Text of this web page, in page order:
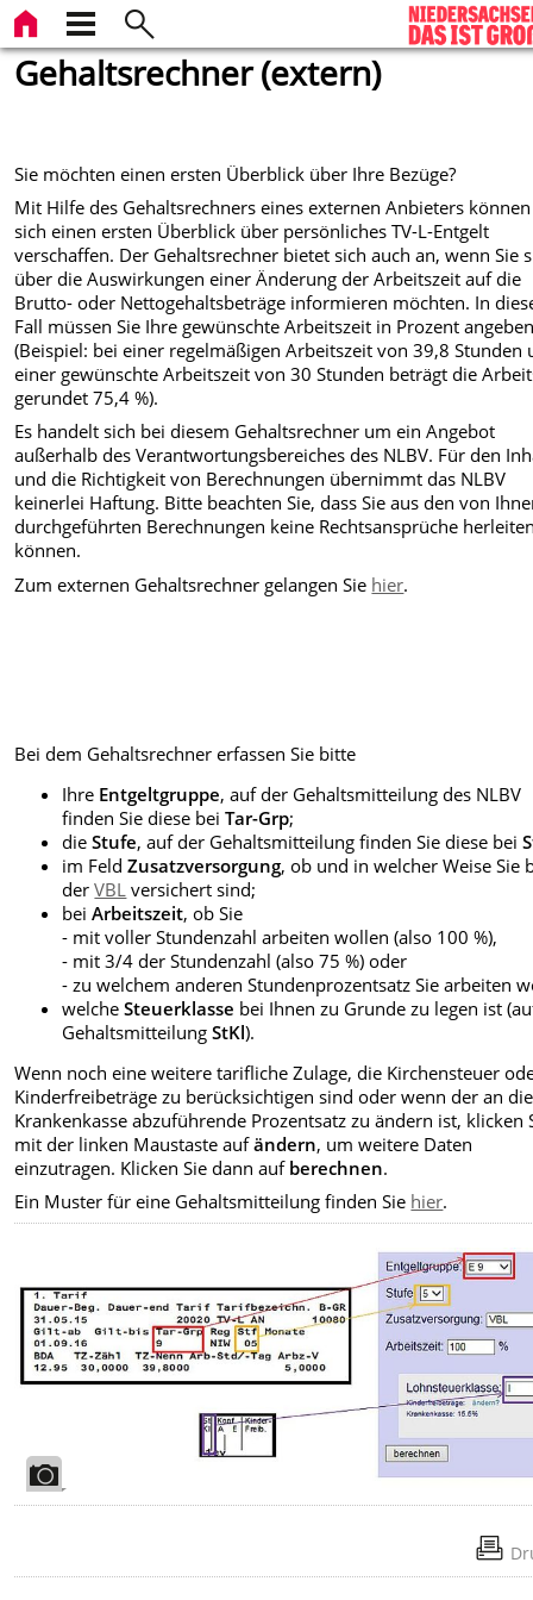
Gehaltsrechner (extern)
Sie möchten einen ersten Überblick über Ihre Bezüge?
Mit Hilfe des Gehaltsrechners eines externen Anbieters können
sich einen ersten Überblick über persönliches TV-L-Entgelt
verschaffen. Der Gehaltsrechner bietet sich auch an, wenn Sie
über die Auswirkungen einer Änderung der Arbeitszeit auf die
Brutto- oder Nettogehaltsbeträge informieren möchten. In
Fall müssen Sie Ihre gewünschte Arbeitszeit in Prozent
(Beispiel: bei einer regelmäßigen Arbeitszeit von 39,8 Stunden
einer gewünschte Arbeitszeit von 30 Stunden beträgt die
gerundet 75,4 %).
Es handelt sich bei diesem Gehaltsrechner um ein Angebot
außerhalb des Verantwortungsbereiches des NLBV. Für den
und die Richtigkeit von Berechnungen übernimmt das NLBV
keinerlei Haftung. Bitte beachten Sie, dass Sie aus den von
durchgeführten Berechnungen keine Rechtsansprüche
können.
Zum externen Gehaltsrechner gelangen Sie hier.
Bei dem Gehaltsrechner erfassen Sie bitte
Ihre Entgeltgruppe, auf der Gehaltsmitteilung des NLBV
finden Sie diese beiTar-Grp;
dieStufe, auf der Gehaltsmitteilung finden Sie diese bei
im FeldZusatzversorgung, ob und in welcher Weise Sie
derVBL versichert sind;
beiArbeitszeit, ob Sie
- mit voller Stundenzahl arbeiten wollen (also 100 %),
- mit 3/4 der Stundenzahl (also 75 %) oder
- zu welchem anderen Stundenprozentsatz Sie arbeiten
welcheSteuerklasse bei Ihnen zu Grunde zu legen ist
GehaltsmitteilungStKl).
Wenn noch eine weitere tarifliche Zulage, die Kirchensteuer
Kinderfreibeträge zu berücksichtigen sind oder wenn der an die
Krankenkasse abzuführende Prozentsatz zu ändern ist, klicken
mit der linken Maustaste aufändern, um weitere Daten
einzutragen. Klicken Sie dann auf berechnen.
Ein Muster für eine Gehaltsmitteilung finden Sie hier.